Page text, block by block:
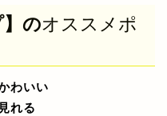
】のオススメポ
わいい
れる